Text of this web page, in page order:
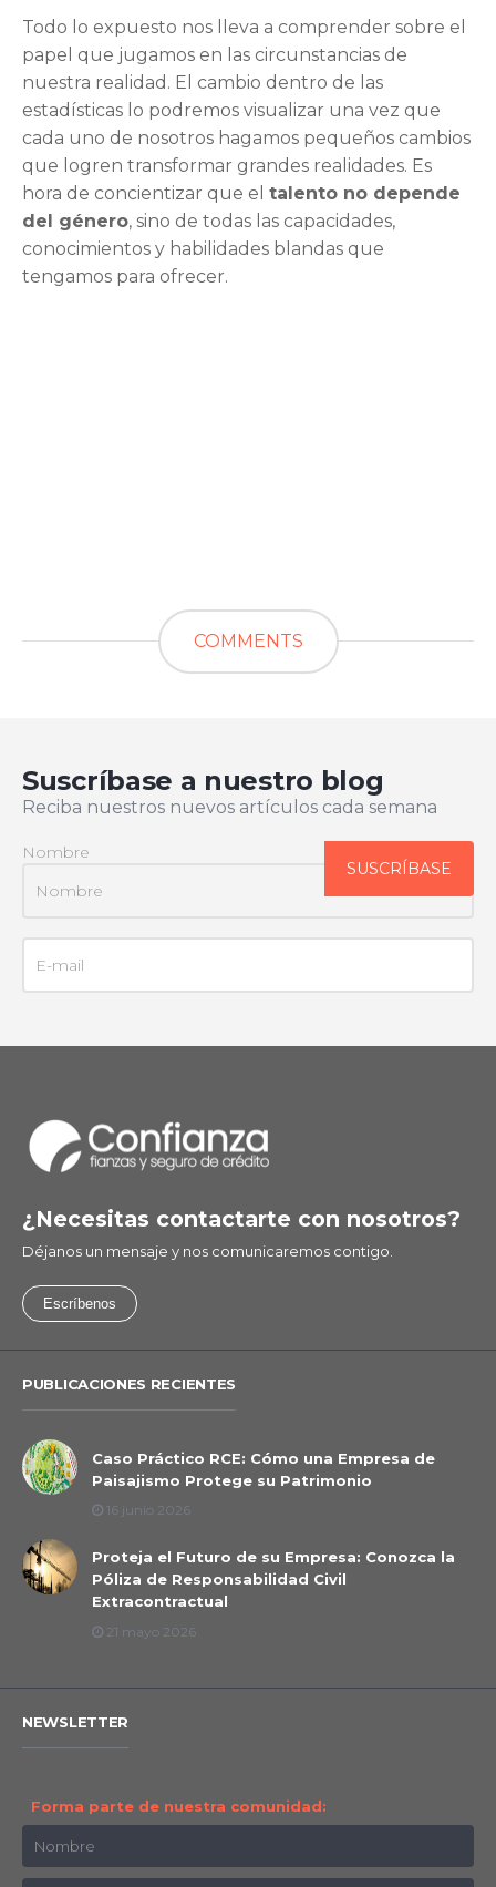
Todo lo expuesto nos lleva a comprender sobre el
papel que jugamos en las circunstancias de
nuestra realidad. El cambio dentro de las
estadísticas lo podremos visualizar una vez que
cada uno de nosotros hagamos pequeños cambios
que logren transformar grandes realidades. Es
hora de concientizar que el talento no depende
del género, sino de todas las capacidades,
conocimientos y habilidades blandas que
tengamos para ofrecer.
COMMENTS
Suscríbase a nuestro blog
Reciba nuestros nuevos artículos cada semana
Nombre
¿Necesitas contactarte con nosotros?
Déjanos un mensaje y nos comunicaremos contigo.
Escríbenos
PUBLICACIONES RECIENTES
Caso Práctico RCE: Cómo una Empresa de
Paisajismo Protege su Patrimonio
16 junio 2026
Proteja el Futuro de su Empresa: Conozca la
Póliza de Responsabilidad Civil
Extracontractual
21 mayo 2026
NEWSLETTER
Forma parte de nuestra comunidad: